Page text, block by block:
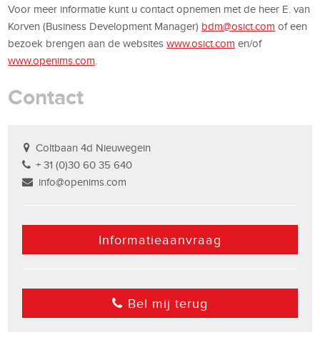
Voor meer informatie kunt u contact opnemen met de heer E. van
Korven (Business Development Manager) bdm@osict.com of een
bezoek brengen aan de websiteswww.osict.com en/of
www.openims.com
Contact
Coltbaan 4d Nieuwegein
+ 31 (0)30 60 35 640
info@openims.com
Informatieaanvraag
Bel mij terug